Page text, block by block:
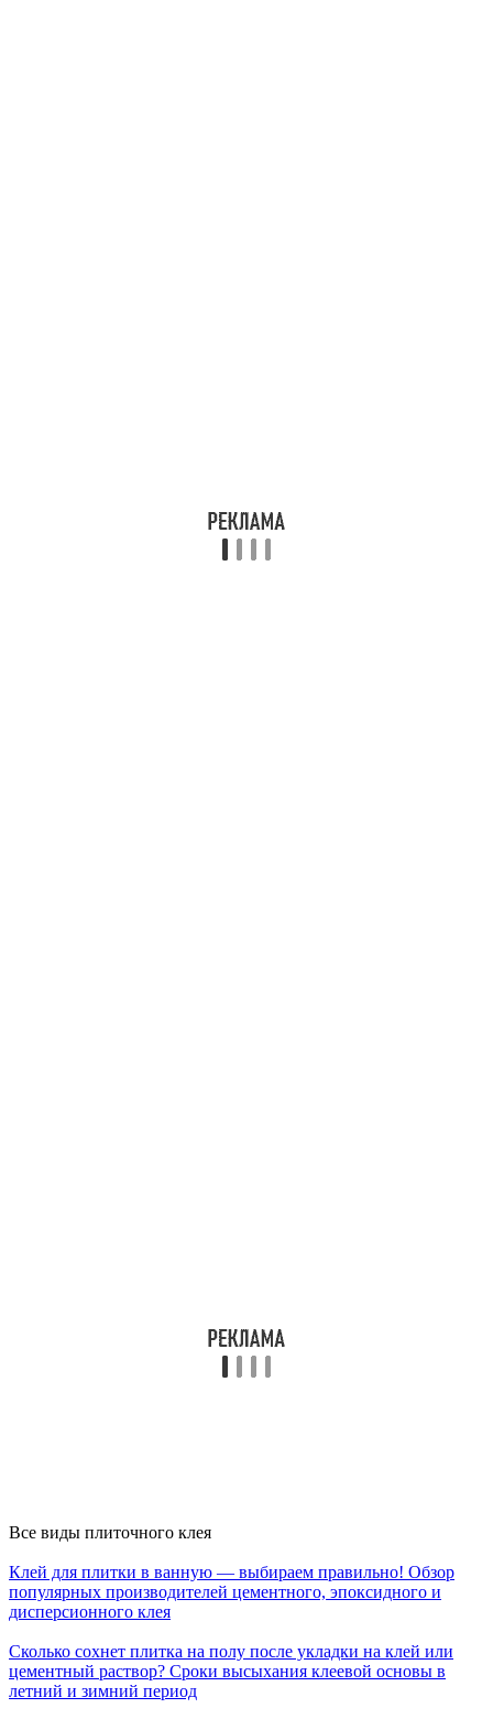
Все виды плиточного клея
Клей для плитки в ванную — выбираем правильно! Обзор
популярных производителей цементного, эпоксидного и
дисперсионного клея
Сколько сохнет плитка на полу после укладки на клей или
цементный раствор? Сроки высыхания клеевой основы в
летний и зимний период